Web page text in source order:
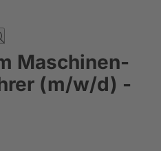
Maschinen-
(m/w/d) -